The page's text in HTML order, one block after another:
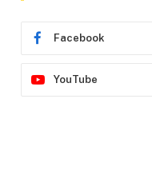
Facebook
YouTube